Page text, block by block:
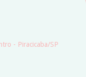
- Piracicaba/SP